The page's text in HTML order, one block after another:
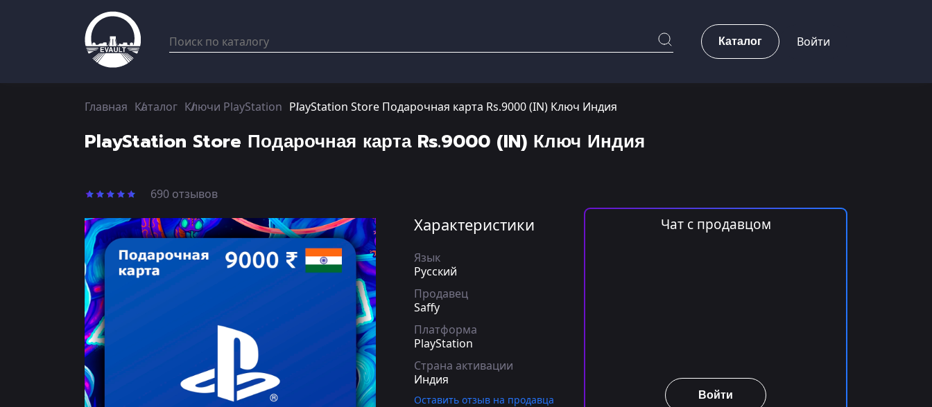
Каталог Войти
Главная Каталог Ключи PlayStation PlayStation Store Подарочная карта Rs.9000 (IN) Ключ Индия
PlayStation Store Подарочная карта Rs.9000 (IN) Ключ Индия
690 отзывов
Характеристики
Язык
Русский
Продавец
Saffy
Платформа
PlayStation
Страна активации
Индия
Оставить отзыв на продавца
Чат с продавцом
Войти